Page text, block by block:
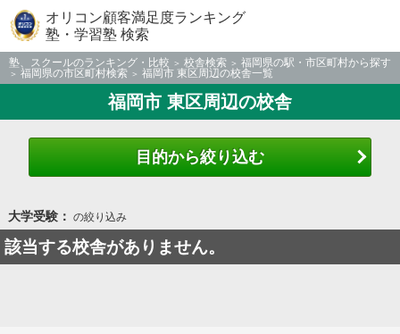
オリコン顧客満足度ランキング
塾・学習塾 検索
塾、スクールのランキング・比較 校舎検索
福岡県の駅・市区町村から探す
福岡県の市区町村検索
福岡市 東区周辺の校舎一覧
福岡市 東区周辺の校舎
目的から絞り込む
大学受験： の絞り込み
該当する校舎がありません。